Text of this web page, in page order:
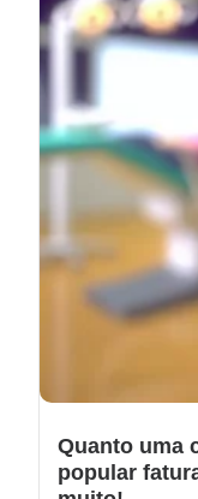
Quanto uma
popular